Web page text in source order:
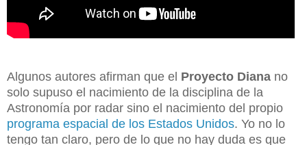
Algunos autores afirman que el Proyecto Diana no
solo supuso el nacimiento de la disciplina de la
Astronomía por radar sino el nacimiento del propio
programa espacial de los Estados Unidos. Yo no lo
tengo tan claro, pero de lo que no hay duda es que